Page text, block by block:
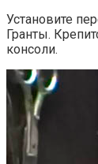
Установите
Гранты.
консоли.